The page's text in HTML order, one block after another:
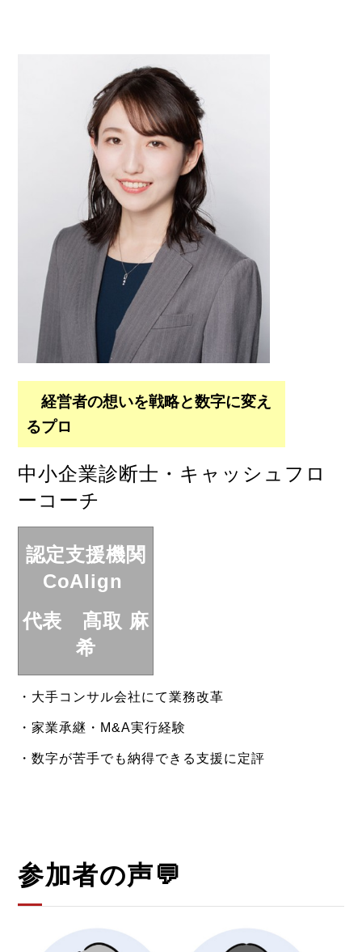
経営者の想いを戦略と数字に変え
るプロ
中小企業診断士・キャッシュフロ
ーコーチ
認定支援機関
CoAlign
代表 髙取 麻
希
・大手コンサル会社にて業務改革
・家業承継・M&A実行経験
・数字が苦手でも納得できる支援に定評
参加者の声💬